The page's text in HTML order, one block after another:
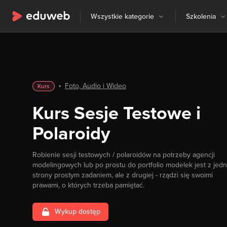
Wszystkie kategorie Szkolenia
Kurs Foto, Audio i Wideo
Kurs Sesje Testowe i
Polaroidy
Robienie sesji testowych / polaroidów na potrzeby agencji
modelingowych lub po prostu do portfolio modelek jest z
strony prostym zadaniem, ale z drugiej - rządzi się swoimi
prawami, o których trzeba pamiętać.
Wykup dostęp